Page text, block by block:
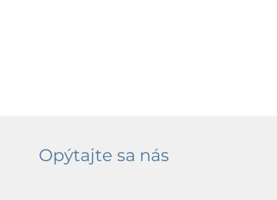
Opýtajte sa nás